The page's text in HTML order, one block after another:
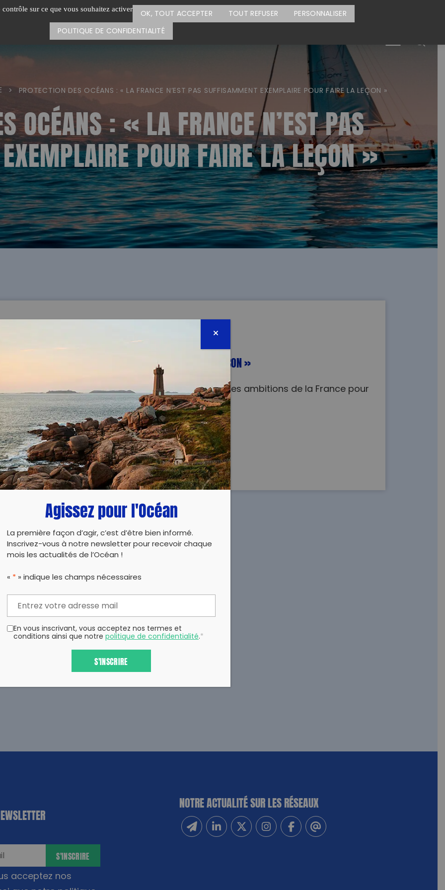
sur ce que vous souhaitez activer OK, TOUT ACCEPTER TOUT REFUSER
PERSONNALISER
POLITIQUE DE CONFIDENTIALITÉ
CARTE DES ACTIONS
> PROTECTION DES OCÉANS : « LA FRANCE N’EST PAS SUFFISAMMENT EXEMPLAIRE POUR FAIRE LA LEÇON »
OCÉANS : « LA FRANCE N’EST PAS
POUR FAIRE LA LEÇON »
PAS SUFFISAMMENT EXEMPLAIRE POUR FAIRE LA LEÇON »
présidente de la Fondation de la mer, revient sur les ambitions de la France pour
océans, qui aura lieu du 9 au 13 juin à Nice.
acceptez nos
S'INSCRIRE
NOTRE ACTUALITÉ SUR LES RÉSEAUX
Agissez pour l'Océan
La première façon d’agir, c’est d’être bien informé.
Inscrivez-vous à notre newsletter pour recevoir chaque
mois les actualités de l’Océan !
« * » indique les champs nécessaires
En vous inscrivant, vous acceptez nos termes et
conditions ainsi que notre politique de confidentialité.*
S'INSCRIRE